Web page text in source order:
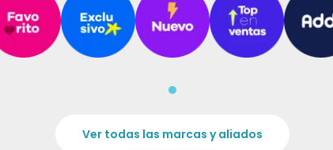
Ver todas las marcas y aliados